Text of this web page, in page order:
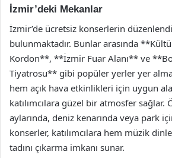
İzmir’deki Mekanlar
İzmir’de ücretsiz konserlerin
bulunmaktadır. Bunlar arasında
Kordon**, **İzmir Fuar Alanı** ve
Tiyatrosu** gibi popüler yerler yer
hem açık hava etkinlikleri için uygun
katılımcılara güzel bir atmosfer sağlar.
aylarında, deniz kenarında veya park
konserler, katılımcılara hem müzik
tadını çıkarma imkanı sunar.